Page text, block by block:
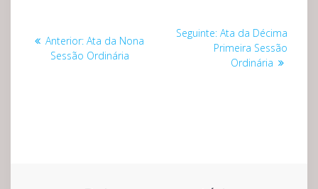
Anterior: Post
anterior:
Ata da Nona
Sessão Ordinária
Seguinte: Post
seguinte:
Ata da Décima
Primeira Sessão
Ordinária